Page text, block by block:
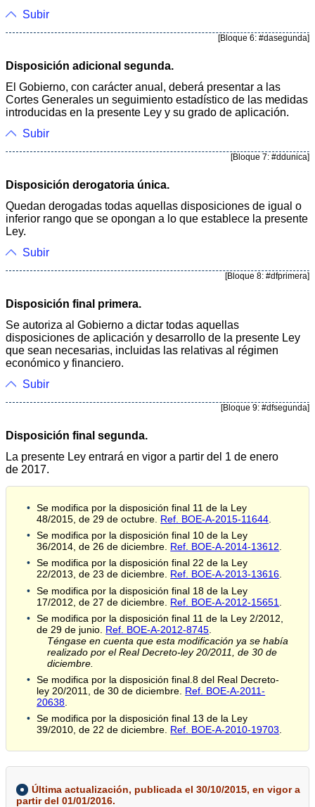
Subir
[Bloque 6: #dasegunda]
Disposición adicional segunda.
El Gobierno, con carácter anual, deberá presentar a las
Cortes Generales un seguimiento estadístico de las medidas
introducidas en la presente Ley y su grado de aplicación.
Subir
[Bloque 7: #ddunica]
Disposición derogatoria única.
Quedan derogadas todas aquellas disposiciones de igual o
inferior rango que se opongan a lo que establece la presente
Ley.
Subir
[Bloque 8: #dfprimera]
Disposición final primera.
Se autoriza al Gobierno a dictar todas aquellas
disposiciones de aplicación y desarrollo de la presente Ley
que sean necesarias, incluidas las relativas al régimen
económico y financiero.
Subir
[Bloque 9: #dfsegunda]
Disposición final segunda.
La presente Ley entrará en vigor a partir del 1 de enero
de 2017.
Se modifica por la disposición final 11 de la Ley
48/2015, de 29 de octubre. Ref. BOE-A-2015-11644
Se modifica por la disposición final 10 de la Ley
36/2014, de 26 de diciembre. Ref. BOE-A-2014-13612
Se modifica por la disposición final 22 de la Ley
22/2013, de 23 de diciembre. Ref. BOE-A-2013-13616.
Se modifica por la disposición final 18 de la Ley
17/2012, de 27 de diciembre. Ref. BOE-A-2012-15651
Se modifica por la disposición final 11 de la Ley 2/2012,
de 29 de junio. Ref. BOE-A-2012-8745
Téngase en cuenta que esta modificación ya se había
realizado por el Real Decreto-ley 20/2011, de 30 de
diciembre.
Se modifica por la disposición final.8 del Real Decreto-
ley 20/2011, de 30 de diciembre. Ref. BOE-A-2011-
20638
Se modifica por la disposición final 13 de la Ley
39/2010, de 22 de diciembre. Ref. BOE-A-2010-19703
Última actualización, publicada el 30/10/2015, en vigor a
partir del 01/01/2016.